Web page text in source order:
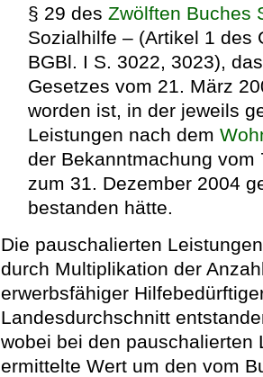
§ 29 des Zwölften Buches
Sozialhilfe – (Artikel 1 des
BGBl. I S. 3022, 3023),
Gesetzes vom 21. März
worden ist, in der jeweils
Leistungen nach dem
der Bekanntmachung
zum 31. Dezember 2004
bestanden hätte.
Die pauschalierten
durch Multiplikation der
erwerbsfähiger
Landesdurchschnitt
wobei bei den
ermittelte Wert um den vom